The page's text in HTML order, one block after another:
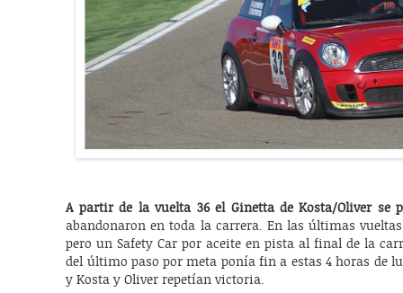
A partir de la vuelta 36 el Ginetta de Kosta/Oliver se
abandonaron en toda la carrera. En las últimas
pero un Safety Car por aceite en pista al final de la
del último paso por meta ponía fin a estas 4 horas de
y Kosta y Oliver repetían victoria.